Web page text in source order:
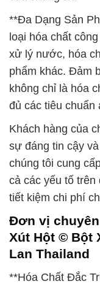
**Đa Dạng Sản
loại hóa chất
xử lý nước, hóa
phẩm khác. Đảm
không chỉ là hóa
đủ các tiêu chuẩn
Khách hàng của
sự đáng tin cậy
chúng tôi cung
cả các yếu tố trên
tiết kiệm chi phí
Đơn vị
Xút Hột © Bột
Lan Thailand
**Hóa Chất Đắc